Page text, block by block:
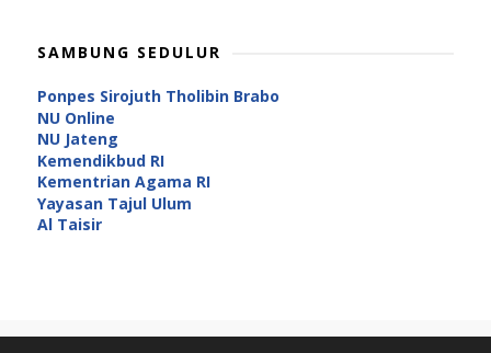
SAMBUNG SEDULUR
Ponpes Sirojuth Tholibin Brabo
NU Online
NU Jateng
Kemendikbud RI
Kementrian Agama RI
Yayasan Tajul Ulum
Al Taisir